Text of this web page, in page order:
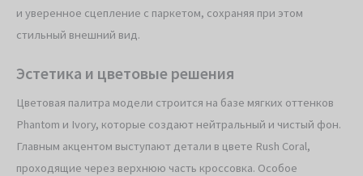
и уверенное сцепление с паркетом, сохраняя при этом
стильный внешний вид.
Эстетика и цветовые решения
Цветовая палитра модели строится на базе мягких оттенков
Phantom и Ivory, которые создают нейтральный и чистый фон.
Главным акцентом выступают детали в цвете Rush Coral,
проходящие через верхнюю часть кроссовка. Особое